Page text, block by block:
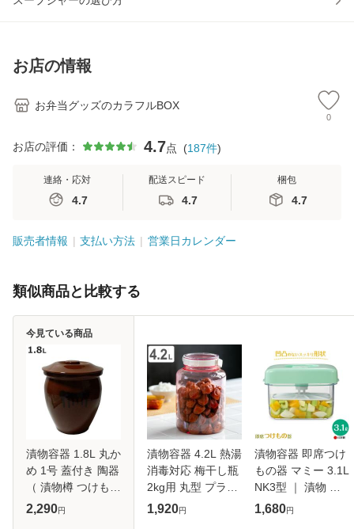
お店の情報
お弁当グッズのカラフルBOX
0
お店の評価： 4.7点 (187件)
連絡・応対
4.7
配送スピード
4.7
梱包
4.7
販売者情報 支払い方法 営業日カレンダー
類似商品と比較する
漬物容器 1.8L 丸か
め 1号 蓋付き 陶器
（ 漬物樽 つけもの
容器 漬け物容器 漬
2,290円
今見ている商品
漬物容器 4.2L 熱湯
消毒対応 梅干し瓶
2kg用 丸型 プラス
チック製 （ 梅干し
1,920円
漬物容器 即席つけ
もの器 マミー 3.1L
NK3型 ｜ 漬物 作
る 容器 漬け物 漬
1,680円